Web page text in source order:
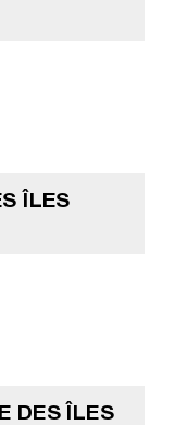
ÎLES
DES ÎLES